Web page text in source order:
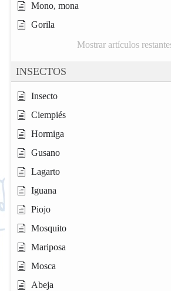
Mono, mona
Gorila
Mostrar artículos
INSECTOS
Insecto
Ciempiés
Hormiga
Gusano
Lagarto
Iguana
Piojo
Mosquito
Mariposa
Mosca
Abeja